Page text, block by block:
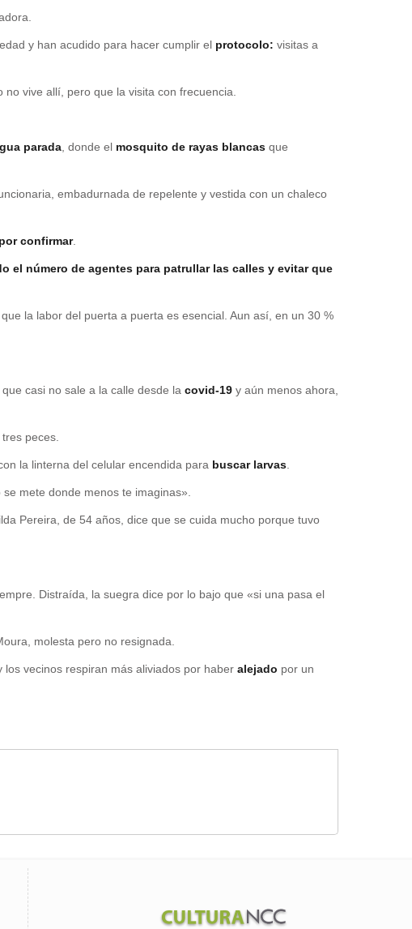
y han acudido para hacer cumplir el protocolo: visitas a
vive allí, pero que la visita con frecuencia.
parada , donde el mosquito de rayas blancas que
embadurnada de repelente y vestida con un chaleco
confirmar.
el número de agentes para patrullar las calles y evitar que
la labor del puerta a puerta es esencial. Aun así, en un 30 %
casi no sale a la calle desde la covid-19 y aún menos ahora,
peces.
la linterna del celular encendida para buscar larvas
mete donde menos te imaginas».
Pereira, de 54 años, dice que se cuida mucho porque tuvo
Distraída, la suegra dice por lo bajo que «si una pasa el
molesta pero no resignada.
los vecinos respiran más aliviados por haber alejado por un